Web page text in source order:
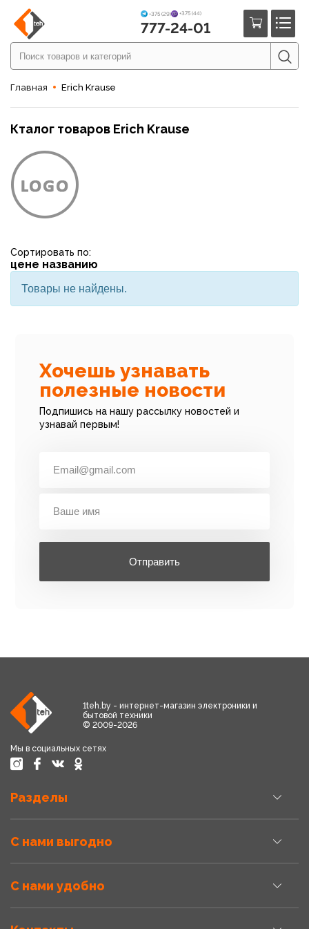
+375 (29) +375 (44)
777-24-01
Главная Erich Krause
Кталог товаров Erich Krause
Сортировать по:
цене названию
Товары не найдены.
Хочешь узнавать
полезные новости
Подпишись на нашу рассылку новостей и
узнавай первым!
Отправить
1teh.by - интернет-магазин электроники и
бытовой техники
© 2009-2026
Мы в социальных сетях
Разделы
С нами выгодно
С нами удобно